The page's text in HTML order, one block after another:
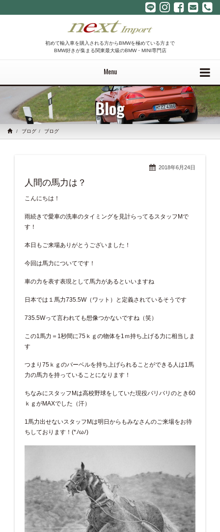
初めて輸入車を購入される方からBMWを極めている方まで
BMW好きが集まる関東最大級のBMW・MINI専門店
Menu
Blog
ブログ ブログ
2018年6月24日
人間の馬力は？
こんにちは！
雨続きで愛車の洗車のタイミングを見計らってるスタッフMで
す！
本日もご来場ありがとうございました！
今回は馬力についてです！
車の力を表す表現として馬力があるといいますね
日本では１馬力735.5W（ワット）と定義されているそうです
735.5Wって言われても想像つかないですね（笑）
この1馬力＝1秒間に75ｋｇの物体を1ｍ持ち上げる力に相当しま
す
つまり75ｋｇのバーベルを持ち上げられることができる人は1馬
力の馬力を持っていることになります！
ちなみにスタッフMは高校野球をしていた現役バリバリのとき60
ｋｇがMAXでした（汗）
1馬力出せないスタッフMは明日からもみなさんのご来場をお待
ちしております！(*ﾉωﾉ)